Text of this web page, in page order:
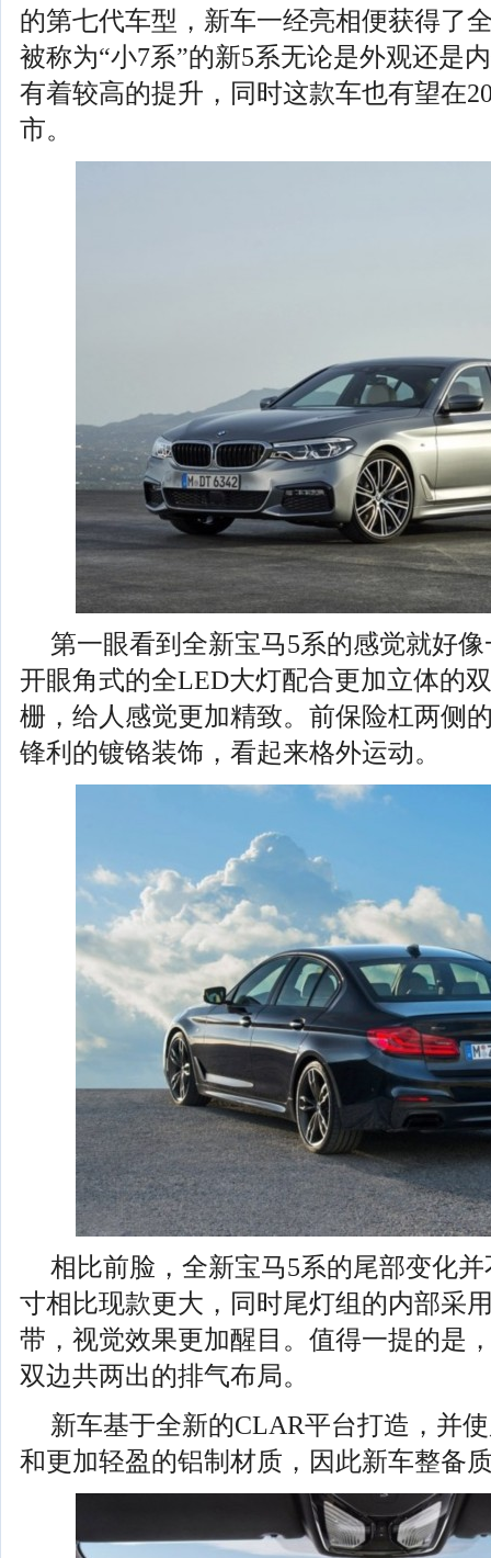
的第七代车型，新车一经亮相便获得了
被称为“小7系”的新5系无论是外观还是
有着较高的提升，同时这款车也有望在
市。
第一眼看到全新宝马5系的感觉就好
开眼角式的全LED大灯配合更加立体的
栅，给人感觉更加精致。前保险杠两侧
锋利的镀铬装饰，看起来格外运动。
相比前脸，全新宝马5系的尾部变化
寸相比现款更大，同时尾灯组的内部采
带，视觉效果更加醒目。值得一提的是
双边共两出的排气布局。
新车基于全新的CLAR平台打造，并
和更加轻盈的铝制材质，因此新车整备